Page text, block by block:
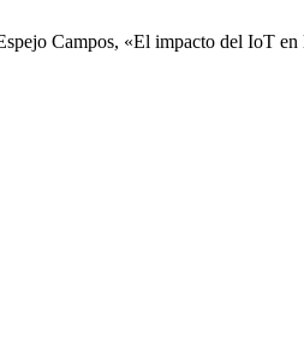
Campos, «El impacto del IoT